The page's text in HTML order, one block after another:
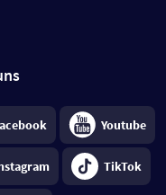
Youtube
TikTok